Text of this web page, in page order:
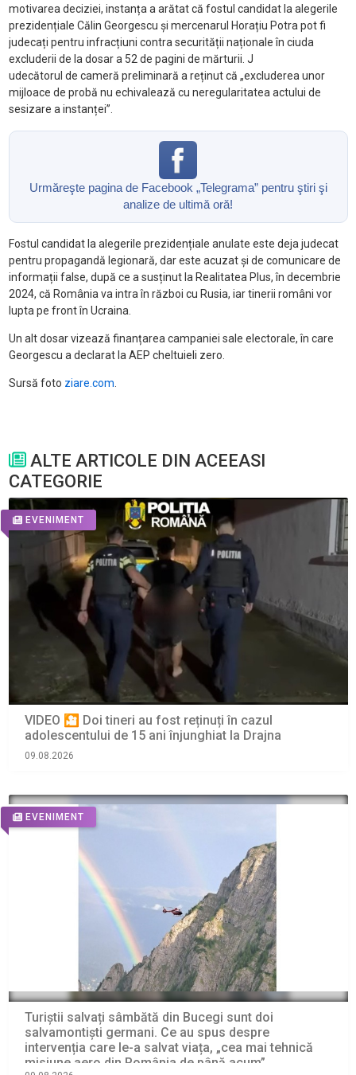
motivarea deciziei, instanța a arătat că fostul candidat la alegerile
prezidențiale Călin Georgescu și mercenarul Horațiu Potra pot fi
judecați pentru infracțiuni contra securității naționale în ciuda
excluderii de la dosar a 52 de pagini de mărturii. J
udecătorul de cameră preliminară a reținut că „excluderea unor
mijloace de probă nu echivalează cu neregularitatea actului de
sesizare a instanței”.
Urmăreşte pagina de Facebook „Telegrama” pentru ştiri şi
analize de ultimă oră!
Fostul candidat la alegerile prezidențiale anulate este deja judecat
pentru propagandă legionară, dar este acuzat și de comunicare de
informații false, după ce a susținut la Realitatea Plus, în decembrie
2024, că România va intra în război cu Rusia, iar tinerii români vor
lupta pe front în Ucraina.
Un alt dosar vizează finanțarea campaniei sale electorale, în care
Georgescu a declarat la AEP cheltuieli zero.
Sursă foto ziare.com
ALTE ARTICOLE DIN ACEEASI
CATEGORIE
EVENIMENT
VIDEO 🎦 Doi tineri au fost reținuți în cazul
adolescentului de 15 ani înjunghiat la Drajna
09.08.2026
EVENIMENT
Turiștii salvați sâmbătă din Bucegi sunt doi
salvamontiști germani. Ce au spus despre
intervenția care le-a salvat viața, „cea mai tehnică
misiune aero din România de până acum”